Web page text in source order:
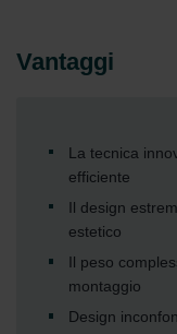
Vantaggi
La tecnica
efficiente
Il design
estetico
Il peso
montaggio
Design